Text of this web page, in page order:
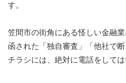
す。
笠間市の街角にある怪しい金融
函された「独自審査」「他社で
チラシには、絶対に電話をしては